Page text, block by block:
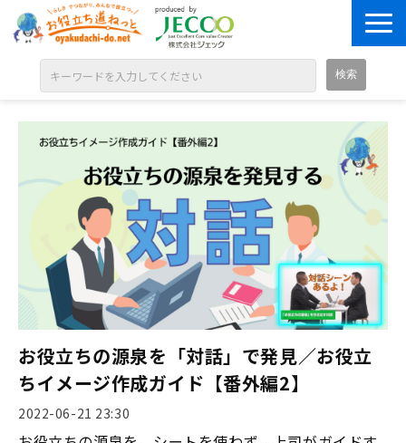
目的別に探す
ジャンル別に探す
シリーズ別に探す
OPEN BADGE
GALLERY
お知らせ
SOLUTION
お役立ちの源泉を「対話」で発見／お役立
ちイメージ作成ガイド【番外編2】
2022-06-21 23:30